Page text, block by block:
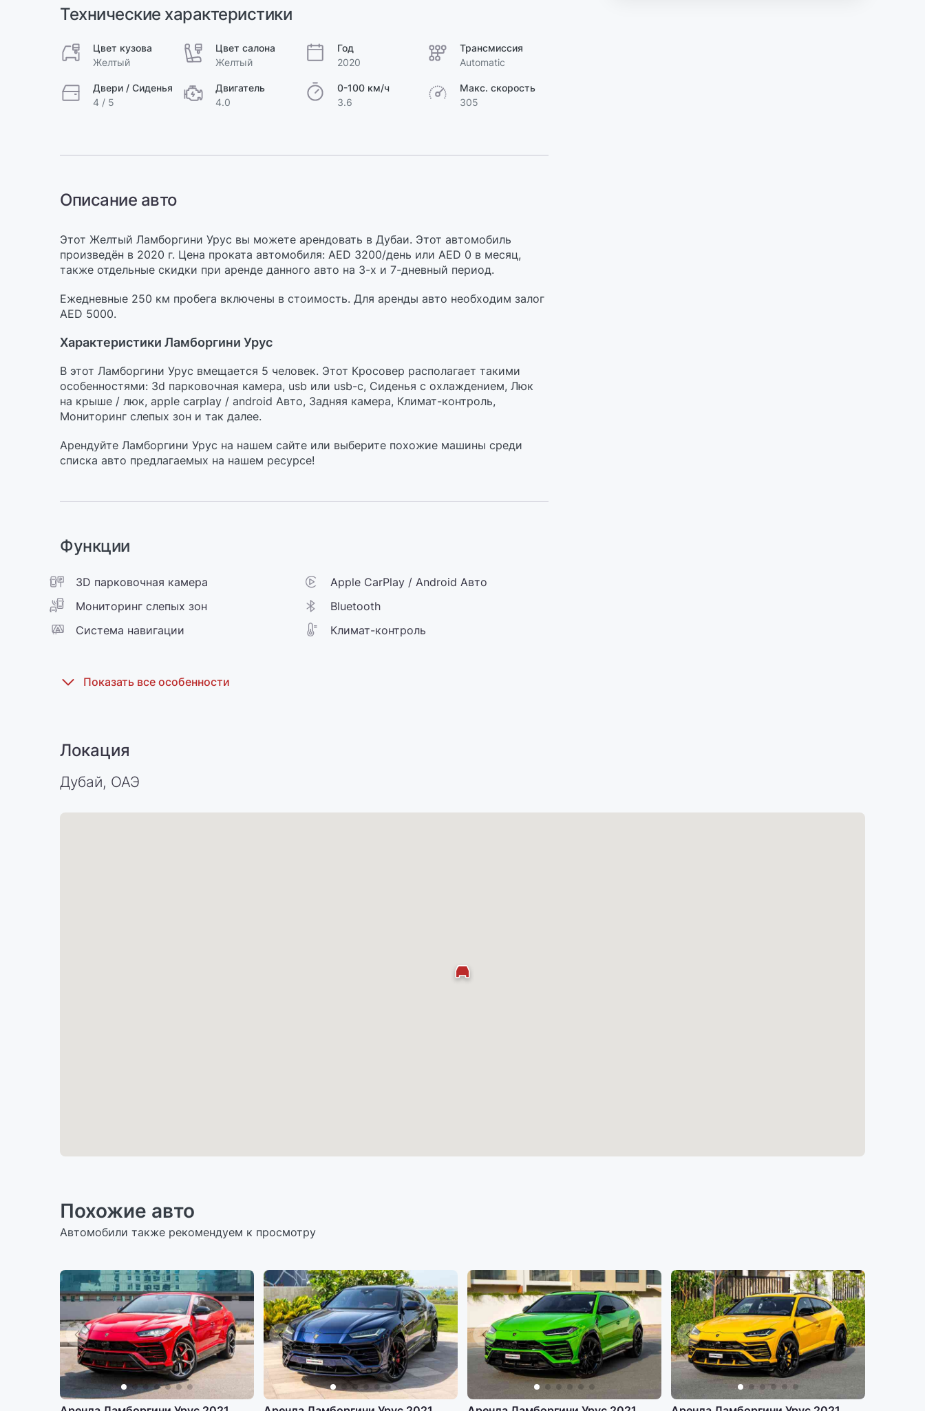
Технические характеристики
Цвет кузова
Желтый
Цвет салона
Желтый
Год
2020
Трансмиссия
Automatic
Двери / Сиденья
4 / 5
Двигатель
4.0
0-100 км/ч
3.6
Макс. скорость
305
Описание авто
Этот Желтый Ламборгини Урус вы можете арендовать в Дубаи. Этот автомобиль
произведён в 2020 г. Цена проката автомобиля: AED 3200/день или AED 0 в месяц,
также отдельные скидки при аренде данного авто на 3-х и 7-дневный период.
Ежедневные 250 км пробега включены в стоимость. Для аренды авто необходим залог
AED 5000.
Характеристики Ламборгини Урус
В этот Ламборгини Урус вмещается 5 человек. Этот Кросовер располагает такими
особенностями: 3d парковочная камера, usb или usb-c, Сиденья с охлаждением, Люк
на крыше / люк, apple carplay / android Авто, Задняя камера, Климат-контроль,
Мониторинг слепых зон и так далее.
Арендуйте Ламборгини Урус на нашем сайте или выберите похожие машины среди
списка авто предлагаемых на нашем ресурсе!
Функции
3D парковочная камера
Apple CarPlay / Android Авто
Мониторинг слепых зон
Bluetooth
Cистема навигации
Климат-контроль
Локация
Дубай, ОАЭ
Похожие авто
Автомобили также рекомендуем к просмотру